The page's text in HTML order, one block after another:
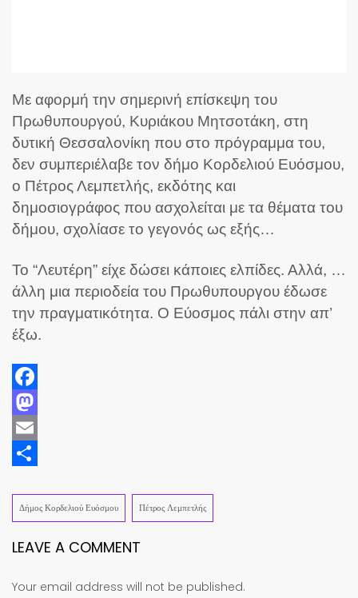
Με αφορμή την σημερινή επίσκεψη του
Πρωθυπουργού, Κυριάκου Μητσοτάκη, στη
δυτική Θεσσαλονίκη που στο πρόγραμμα του,
δεν συμπεριέλαβε τον δήμο Κορδελιού Ευόσμου,
ο Πέτρος Λεμπετλής, εκδότης και
δημοσιογράφος που ασχολείται με τα θέματα του
δήμου, σχολίασε το γεγονός ως εξής…
Το “Λευτέρη” είχε δώσει κάποιες ελπίδες. Αλλά, …
άλλη μια περιοδεία του Πρωθυπουργου έδωσε
την πραγματικότητα. Ο Εύοσμος πάλι στην απ’
έξω.
Facebook
Mastodon
Email
Δήμος Κορδελιού Ευόσμου Πέτρος Λεμπετλής
LEAVE A COMMENT
Your email address will not be published.